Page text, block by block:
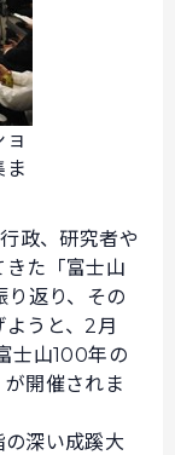
ま
政、研究者や
た「富士山
り返り、その
うと、2月
士山100年の
開催されま
深い成蹊大